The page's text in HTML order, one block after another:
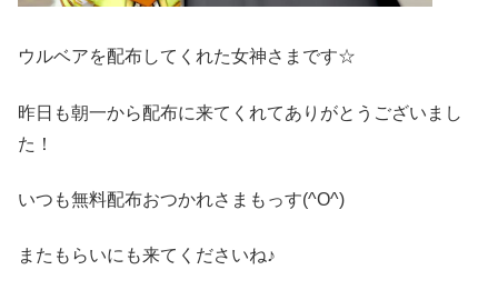
ウルベアを配布してくれた女神さまです☆
昨日も朝一から配布に来てくれてありがとうございまし
た！
いつも無料配布おつかれさまもっす(^O^)ゞ
またもらいにも来てくださいね♪